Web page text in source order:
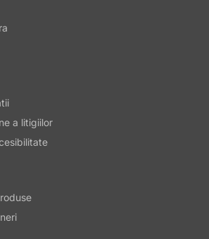
a litigiilor